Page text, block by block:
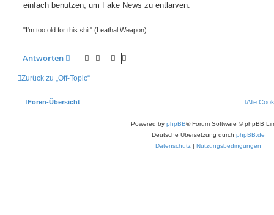
r
einfach benutzen, um Fake News zu entlarven.
"I'm too old for this shit" (Leathal Weapon)
Antworten
Zurück zu „Off-Topic“
Foren-Übersicht Alle
Powered by phpBB® Forum Software © phpBB
Deutsche Übersetzung durch phpBB.de
Datenschutz | Nutzungsbedingungen